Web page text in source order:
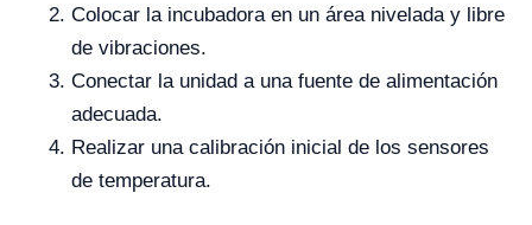
Colocar la incubadora en un área nivelada y libre
de vibraciones.
Conectar la unidad a una fuente de alimentación
adecuada.
Realizar una calibración inicial de los sensores
de temperatura.